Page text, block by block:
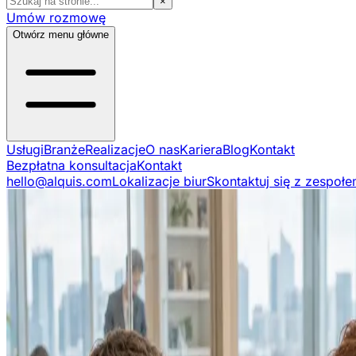
Umów rozmowę
Otwórz menu główne
UsługiBranżeRealizacjeO nasKarieraBlogKontakt
Bezpłatna konsultacjaKontakt
hello@alquis.comLokalizacje biurSkontaktuj się z